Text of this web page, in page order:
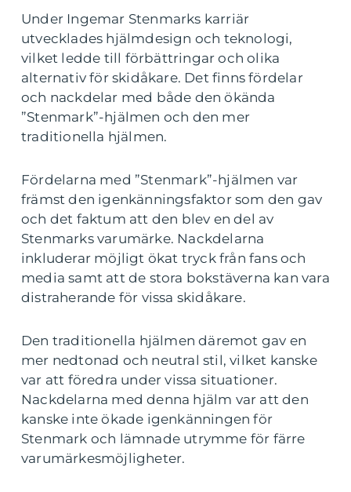
Under Ingemar Stenmarks karriär
utvecklades hjälmdesign och teknologi,
vilket ledde till förbättringar och olika
alternativ för skidåkare. Det finns fördelar
och nackdelar med både den ökända
”Stenmark”-hjälmen och den mer
traditionella hjälmen.
Fördelarna med ”Stenmark”-hjälmen var
främst den igenkänningsfaktor som den gav
och det faktum att den blev en del av
Stenmarks varumärke. Nackdelarna
inkluderar möjligt ökat tryck från fans och
media samt att de stora bokstäverna kan vara
distraherande för vissa skidåkare.
Den traditionella hjälmen däremot gav en
mer nedtonad och neutral stil, vilket kanske
var att föredra under vissa situationer.
Nackdelarna med denna hjälm var att den
kanske inte ökade igenkänningen för
Stenmark och lämnade utrymme för färre
varumärkesmöjligheter.